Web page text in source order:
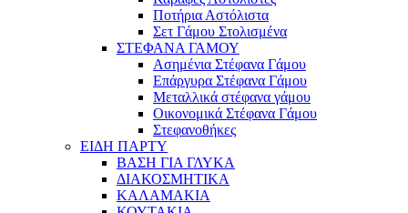
Ποτήρια Αστόλιστα
Σετ Γάμου Στολισμένα
ΣΤΕΦΑΝΑ ΓΑΜΟΥ
Ασημένια Στέφανα Γάμου
Επάργυρα Στέφανα Γάμου
Μεταλλικά στέφανα γάμου
Οικονομικά Στέφανα Γάμου
Στεφανοθήκες
ΕΙΔΗ ΠΑΡΤΥ
ΒΑΣΗ ΓΙΑ ΓΛΥΚΑ
ΔΙΑΚΟΣΜΗΤΙΚΑ
ΚΑΛΑΜΑΚΙΑ